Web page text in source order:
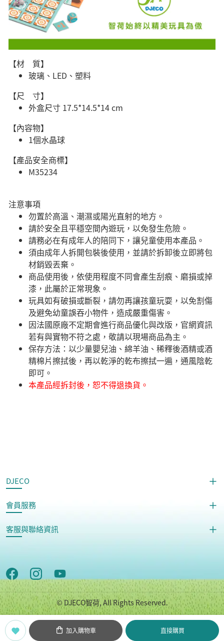
加入購物車 直接購買
【材 質】
玻璃、LED、塑料
【尺 寸】
外盒尺寸 17.5*14.5*14 cm
【內容物】
1個水晶球
【產品安全商標】
M35234
注意事項
勿置於高溫、潮濕或陽光直射的地方。
請於安全且平穩空間內遊玩，以免發生危險。​
請務必在有成年人的陪同下，讓兒童使用本產品。
須由成年人拆開包裝後使用，並請於拆卸後立即將包
材銷毀丟棄。
商品使用後，依使用程度不同會產生刮痕、磨損或掉
漆，此屬於正常現象。
玩具如有破損或斷裂，請勿再讓孩童玩耍，以免割傷
及避免幼童誤吞小物件，造成嚴重傷害。
因法國原廠不定期會進行商品優化與改版，官網資訊
若有與實物不符之處，敬請以現場商品為主。
​保存方法：以少量嬰兒油、綿羊油、稀釋後酒精或酒
精棉片擦拭後，再以乾淨的乾布擦拭一遍，通風陰乾
即可。
本產品經拆封後，恕不得退換貨。
DJECO
會員服務
客服與聯絡資訊
© DJECO智荷, All Rights Reserved.
Copyright © 世潮企業股份有限公司 All Rights Reserved.
POWERED by LiteShop